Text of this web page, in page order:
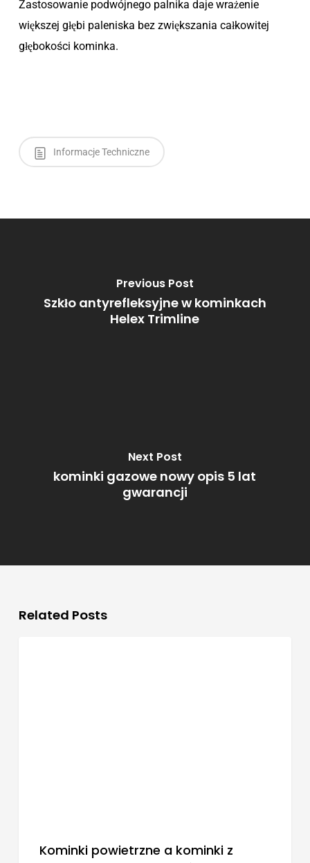
Zastosowanie podwójnego palnika daje wrażenie
większej głębi paleniska bez zwiększania całkowitej
głębokości kominka.
Informacje Techniczne
Previous Post
Szkło antyrefleksyjne w kominkach
Helex Trimline
Next Post
kominki gazowe nowy opis 5 lat
gwarancji
Related Posts
Kominki powietrzne a kominki z